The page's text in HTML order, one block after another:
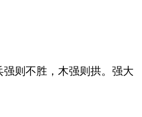
则不胜，木强则拱。强大